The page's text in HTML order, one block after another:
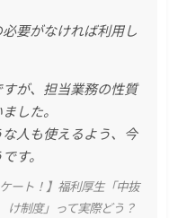
要がなければ利用し
が、担当業務の性質
した。
人も使えるよう、今
す。
ート！】福利厚生「中抜
け制度」って実際どう？